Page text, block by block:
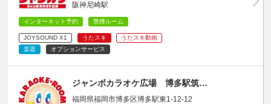
阪神尼崎駅
インターネット予約 禁煙ルーム
JOYSOUND X1 うたスキ
うたスキ動画
楽器
オプションサービス
ジャンボカラオケ広場 博多駅筑…
福岡県福岡市博多区博多駅東1-12-12